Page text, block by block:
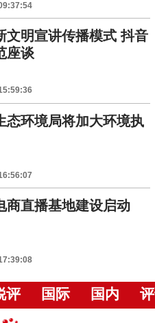
文明宣讲传播模式 抖音
座谈
态环境局将加大环境执
商直播基地建设启动
评 国际 国内